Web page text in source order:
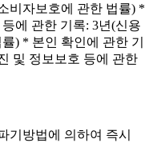
비자보호에 관한 법률) *
에 관한 기록: 3년(신용
률) * 본인 확인에 관한 기
및 정보보호 등에 관한
기방법에 의하여 즉시